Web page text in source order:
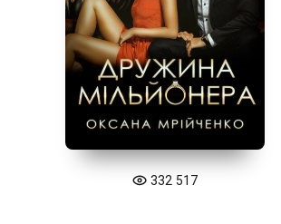
332 517